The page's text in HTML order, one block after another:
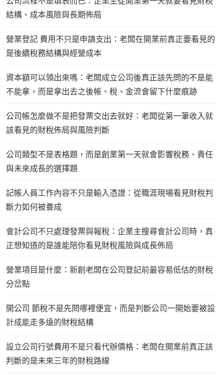
結構、成本風險與長期佈局
營業登記 費用不只是申請支出：老闆在開業前真正要看見的
是後續稅務結構與經營成本
資本額可以領出來嗎：老闆成立公司後真正該先問的不是能
不能拿，而是拿出去之後帳、稅、金流會留下什麼痕跡
公司帳怎麼做不是把發票交出去就好：老闆從第一筆收入就
該看見的財稅佈局與風險判斷
公司類型不是表格題，而是創業第一天就會影響稅務、責任
與未來成長的選擇題
記帳人員工作內容不只是輸入憑證：從職涯現場看見財稅判
斷力如何被養成
會計公司不只處理發票與報稅：企業主搜尋會計公司時，真
正想知道的是誰能陪你看見財稅風險與成長佈局
營業項目是什麼：新創老闆在公司登記前最容易低估的財稅
分岔點
開公司 節稅不是先問哪裡便宜，而是判斷公司一開始要被設
計成能走多遠的財稅結構
設立公司行號費用不是只看代辦價格：老闆在開業前真正該
判斷的是未來三年的財稅路線